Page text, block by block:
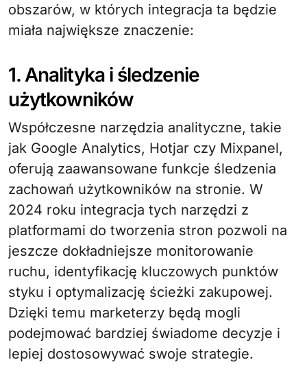
obszarów, w których integracja ta będzie
miała największe znaczenie:
1. Analityka i śledzenie
użytkowników
Współczesne narzędzia analityczne, takie
jak Google Analytics, Hotjar czy Mixpanel,
oferują zaawansowane funkcje śledzenia
zachowań użytkowników na stronie. W
2024 roku integracja tych narzędzi z
platformami do tworzenia stron pozwoli na
jeszcze dokładniejsze monitorowanie
ruchu, identyfikację kluczowych punktów
styku i optymalizację ścieżki zakupowej.
Dzięki temu marketerzy będą mogli
podejmować bardziej świadome decyzje i
lepiej dostosowywać swoje strategie.